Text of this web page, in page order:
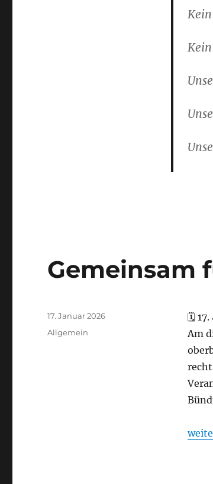
Gemeinsam
🗓 17.
Am
Veröffentlicht
am
17. Januar 2026
Kategorien
Allgemein